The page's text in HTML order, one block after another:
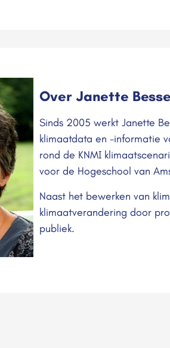
Over Janette
Sinds 2005 werkt Janette
klimaatdata en -informatie
rond de KNMI
voor de Hogeschool van
Naast het bewerken van
klimaatverandering door
publiek.